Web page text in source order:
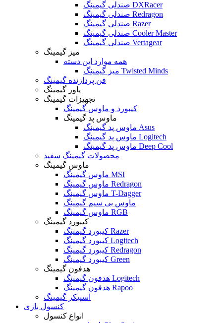
صندلی گیمینگ DXRacer
صندلی گیمینگ Redragon
صندلی گیمینگ Razer
صندلی گیمینگ Cooler Master
صندلی گیمینگ Vertagear
میز گیمینگ
همه موارد این دسته
میز گیمینگ Twisted Minds
فن پردازنده گیمینگ
پاور گیمینگ
تجهیزات گیمینگ
کیبورد و ماوس گیمینگ
ماوس پد گیمینگ
ماوس پد گیمینگ Asus
ماوس پد گیمینگ Logitech
ماوس پد گیمینگ Deep Cool
محصولات گیمینگ سفید
ماوس گیمینگ
ماوس گیمینگ MSI
ماوس گیمینگ Redragon
ماوس گیمینگ T-Dagger
ماوس بی سیم گیمینگ
ماوس گیمینگ RGB
کیبورد گیمینگ
کیبورد گیمینگ Razer
کیبورد گیمینگ Logitech
کیبورد گیمینگ Redragon
کیبورد گیمینگ Green
هدفون گیمینگ
هدفون گیمینگ Logitech
هدفون گیمینگ Rapoo
اسپیکر گیمینگ
کنسول بازی
انواع کنسول